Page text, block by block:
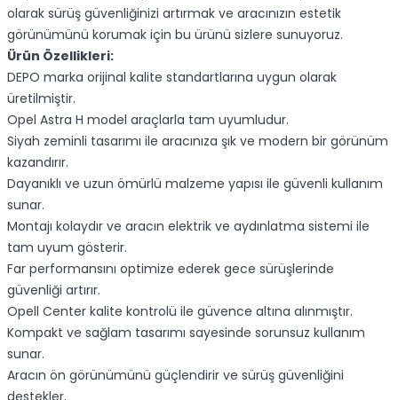
olarak sürüş güvenliğinizi artırmak ve aracınızın estetik
görünümünü korumak için bu ürünü sizlere sunuyoruz.
Ürün Özellikleri:
DEPO marka orijinal kalite standartlarına uygun olarak
üretilmiştir.
Opel Astra H model araçlarla tam uyumludur.
Siyah zeminli tasarımı ile aracınıza şık ve modern bir görünüm
kazandırır.
Dayanıklı ve uzun ömürlü malzeme yapısı ile güvenli kullanım
sunar.
Montajı kolaydır ve aracın elektrik ve aydınlatma sistemi ile
tam uyum gösterir.
Far performansını optimize ederek gece sürüşlerinde
güvenliği artırır.
Opell Center kalite kontrolü ile güvence altına alınmıştır.
Kompakt ve sağlam tasarımı sayesinde sorunsuz kullanım
sunar.
Aracın ön görünümünü güçlendirir ve sürüş güvenliğini
destekler.